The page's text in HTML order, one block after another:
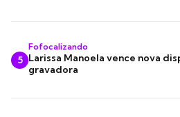
5
Fofocalizando
Larissa Manoela vence nova
gravadora